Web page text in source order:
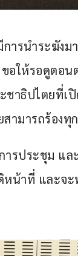
การนำระฆัง
ให้รอดูตอน
าธิปไตยที่เปิ
ามารถร้องทุ
ารประชุม แ
น้าที่ และจะ